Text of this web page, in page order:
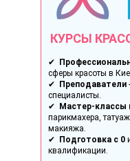
КУРСЫ
✔
сферы красоты в
✔ Преподаватели
специалисты.
✔ Мастер-классы
парикмахера,
макияжа.
✔ Подготовка с 0
квалификации.